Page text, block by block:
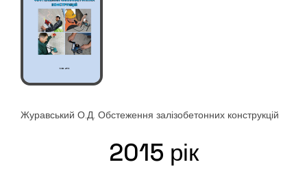
Журавський О.Д. Обстеження залізобетонних конструкцій
2015 рік